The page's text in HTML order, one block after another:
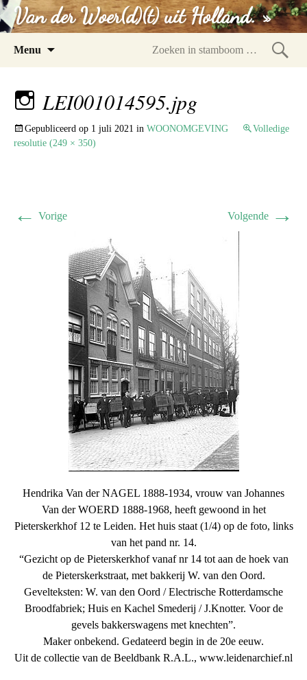
Van der Woer(d)(t) uit Holland. »
Menu
LEI001014595.jpg
Gepubliceerd op 1 juli 2021 in WOONOMGEVING
Volledige
resolutie (249 × 350)
← Vorige Volgende →
Hendrika Van der NAGEL 1888-1934, vrouw van Johannes
Van der WOERD 1888-1968, heeft gewoond in het
Pieterskerkhof 12 te Leiden. Het huis staat (1/4) op de foto, links
van het pand nr. 14.
“Gezicht op de Pieterskerkhof vanaf nr 14 tot aan de hoek van
de Pieterskerkstraat, met bakkerij W. van den Oord.
Gevelteksten: W. van den Oord / Electrische Rotterdamsche
Broodfabriek; Huis en Kachel Smederij / J.Knotter. Voor de
gevels bakkerswagens met knechten”.
Maker onbekend. Gedateerd begin in de 20e eeuw.
Uit de collectie van de Beeldbank R.A.L., www.leidenarchief.nl